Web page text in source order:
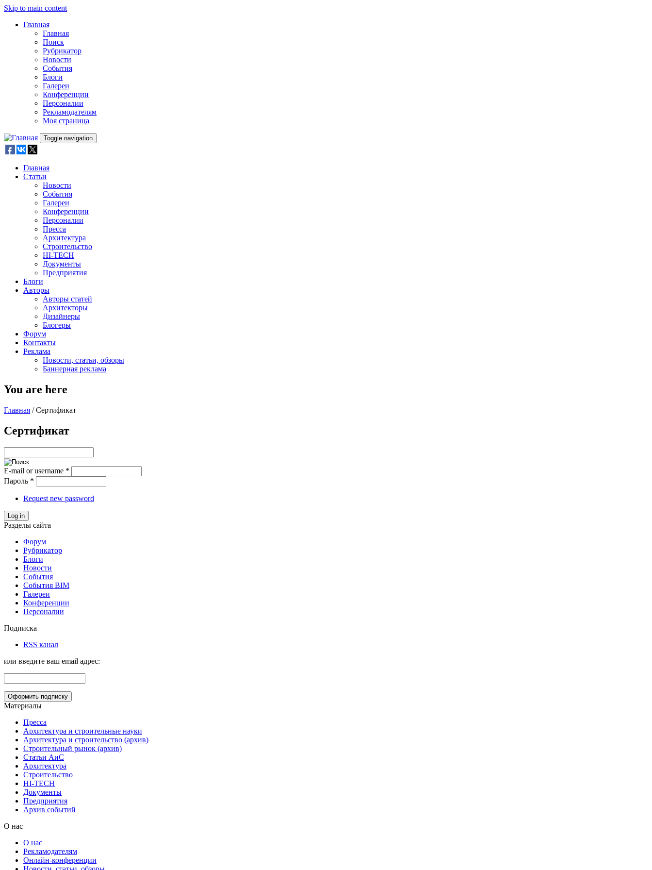
Skip to main content
Главная
Главная
Поиск
Рубрикатор
Новости
События
Блоги
Галереи
Конференции
Персоналии
Рекламодателям
Моя страница
Toggle navigation
Главная
Статьи
Новости
События
Галереи
Конференции
Персоналии
Пресса
Архитектура
Строительство
HI-TECH
Документы
Предприятия
Блоги
Авторы
Авторы статей
Архитекторы
Дизайнеры
Блогеры
Форум
Контакты
Реклама
Новости, статьи, обзоры
Баннерная реклама
You are here
Главная / Сертификат
Сертификат
E-mail or username *
Пароль *
Request new password
Log in
Разделы сайта
Форум
Рубрикатор
Блоги
Новости
События
События BIM
Галереи
Конференции
Персоналии
Подписка
RSS канал
или введите ваш email адрес:
Материалы
Пресса
Архитектура и строительные науки
Архитектура и строительство (архив)
Строительный рынок (архив)
Статьи АиС
Архитектура
Строительство
HI-TECH
Документы
Предприятия
Архив событий
О нас
О нас
Рекламодателям
Онлайн-конференции